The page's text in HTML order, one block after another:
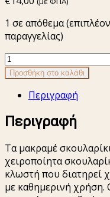
1 σε απόθεμα
παραγγελίας)
Μακραμέ
σκουλαρίκια
E8081
Προσθήκη στο καλάθι
Περιγραφή
Περιγραφή
Τα μακραμέ
χειροποίητα
κλωστή που διατηρεί
με καθημερινή χρήση.